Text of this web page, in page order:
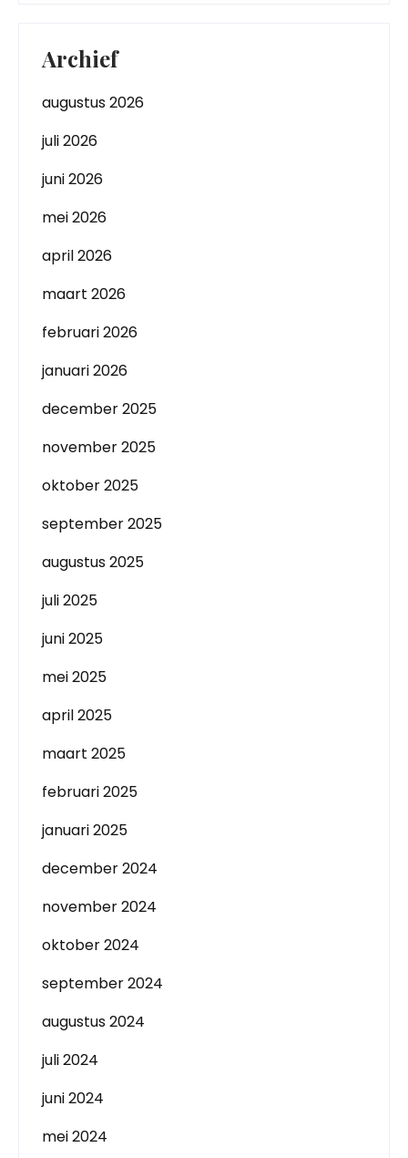
Archief
augustus 2026
juli 2026
juni 2026
mei 2026
april 2026
maart 2026
februari 2026
januari 2026
december 2025
november 2025
oktober 2025
september 2025
augustus 2025
juli 2025
juni 2025
mei 2025
april 2025
maart 2025
februari 2025
januari 2025
december 2024
november 2024
oktober 2024
september 2024
augustus 2024
juli 2024
juni 2024
mei 2024